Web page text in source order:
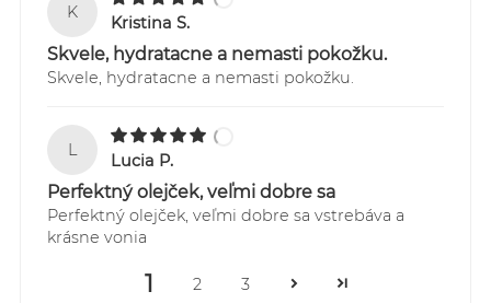
K
Kristina S.
Skvele, hydratacne a nemasti pokožku.
Skvele, hydratacne a nemasti pokožku.
L
Lucia P.
Perfektný olejček, veľmi dobre sa
Perfektný olejček, veľmi dobre sa vstrebáva a
krásne vonia
1 2 3